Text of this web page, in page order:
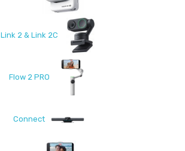
Link 2 & Link 2C
Flow 2 PRO
Connect